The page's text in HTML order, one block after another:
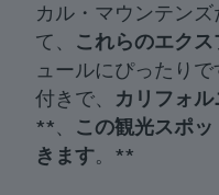
カル・マウンテン
て、 これらのエク
ュールにぴったり
付きで、 カリフォ
**、 この観光スポ
きます。**